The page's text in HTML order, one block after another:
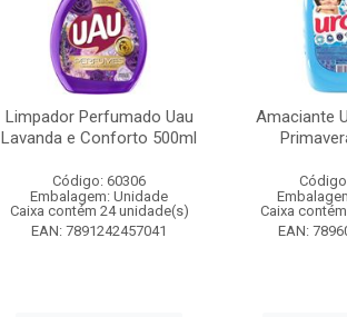
Limpador Perfumado Uau
Lavanda e Conforto 500ml
Código: 60306
Embalagem: Unidade
Caixa contém 24 unidade(s)
EAN: 7891242457041
Amaciante
Caixa
EAN: